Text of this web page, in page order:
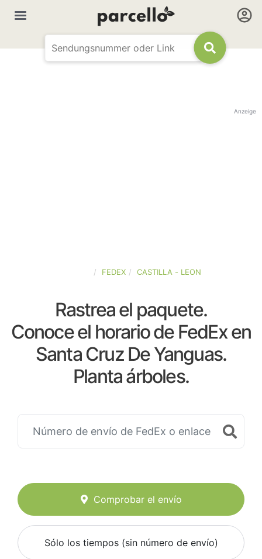
Anzeige
FEDEX CASTILLA - LEON
Rastrea el paquete.
Conoce el horario de FedEx en
Santa Cruz De Yanguas.
Planta árboles.
Comprobar el envío
Sólo los tiempos (sin número de envío)